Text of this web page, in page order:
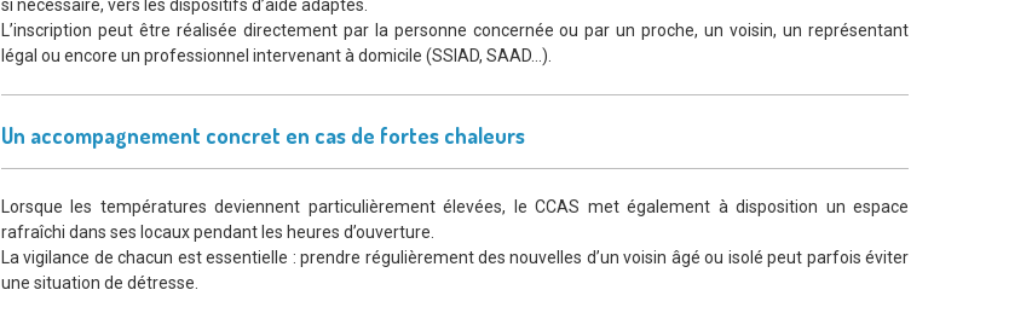
si nécessaire, vers les dispositifs d’aide adaptés.
L’inscription peut être réalisée directement par la personne concernée ou par un proche, un voisin, un représentant
légal ou encore un professionnel intervenant à domicile (SSIAD, SAAD…).
Un accompagnement concret en cas de fortes chaleurs
Lorsque les températures deviennent particulièrement élevées, le CCAS met également à disposition un espace
rafraîchi dans ses locaux pendant les heures d’ouverture.
La vigilance de chacun est essentielle : prendre régulièrement des nouvelles d’un voisin âgé ou isolé peut parfois éviter
une situation de détresse.